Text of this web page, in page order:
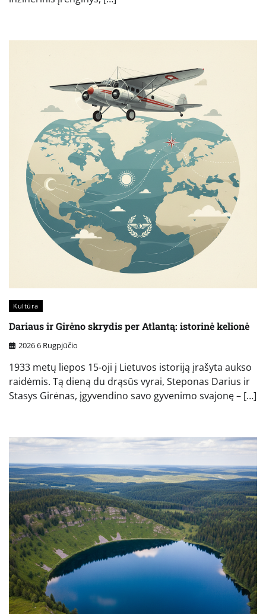
Kultūra
Dariaus ir Girėno skrydis per Atlantą: istorinė kelionė
2026 6 Rugpjūčio
1933 metų liepos 15-oji į Lietuvos istoriją įrašyta aukso
raidėmis. Tą dieną du drąsūs vyrai, Steponas Darius ir
Stasys Girėnas, įgyvendino savo gyvenimo svajonę – […]